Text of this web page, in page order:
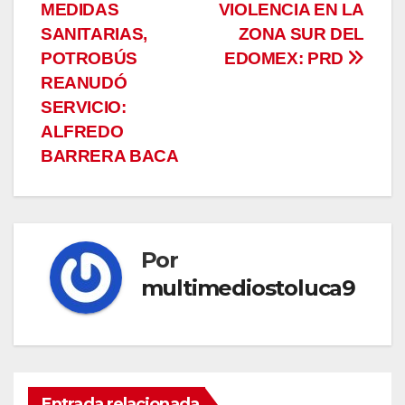
entradas
VIOLENCIA EN LA
ZONA SUR DEL
EDOMEX: PRD
MEDIDAS
SANITARIAS,
POTROBÚS
REANUDÓ
SERVICIO:
ALFREDO
BARRERA BACA
Por
multimediostoluca9